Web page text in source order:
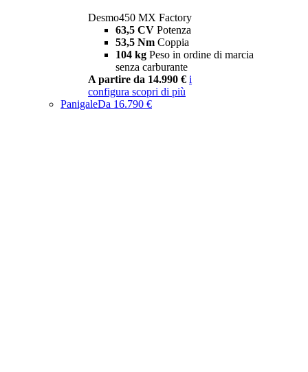
Desmo450 MX Factory
63,5 CV Potenza
53,5 Nm Coppia
104 kg Peso in ordine di marcia
senza carburante
A partire da 14.990 € i
configura scopri di più
PanigaleDa 16.790 €